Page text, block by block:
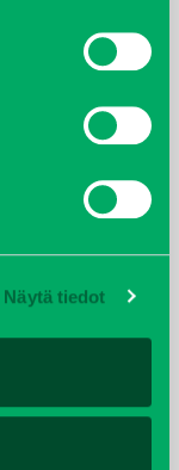
Näytä tiedot